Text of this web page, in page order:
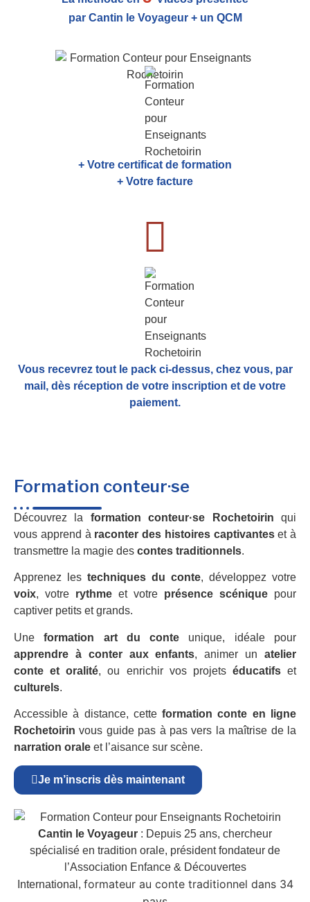
par Cantin le Voyageur + un QCM
+ Votre certificat de formation
+ Votre facture
Vous recevrez tout le pack ci-dessus, chez vous, par
mail, dès réception de votre inscription et de votre
paiement.
Formation conteur·se
Découvrez la formation conteur·se Rochetoirin qui
vous apprend à raconter des histoires captivanteset à
transmettre la magie des contes traditionnels.
Apprenez les techniques du conte, développez votre
voix, votre rythme et votre présence scénique pour
captiver petits et grands.
Uneformation art du conte unique, idéale pour
apprendre à conter aux enfants, animer unatelier
conte et oralité, ou enrichir vos projets éducatifset
culturels.
Accessible à distance, cetteformation conte en ligne
Rochetoirin vous guide pas à pas vers la maîtrise de la
narration orale et l’aisance sur scène.
Je m’inscris dès maintenant
Cantin le Voyageur : Depuis 25 ans, chercheur
spécialisé en tradition orale, président fondateur de
l’Association Enfance & Découvertes
International, formateur au conte traditionnel dans 34